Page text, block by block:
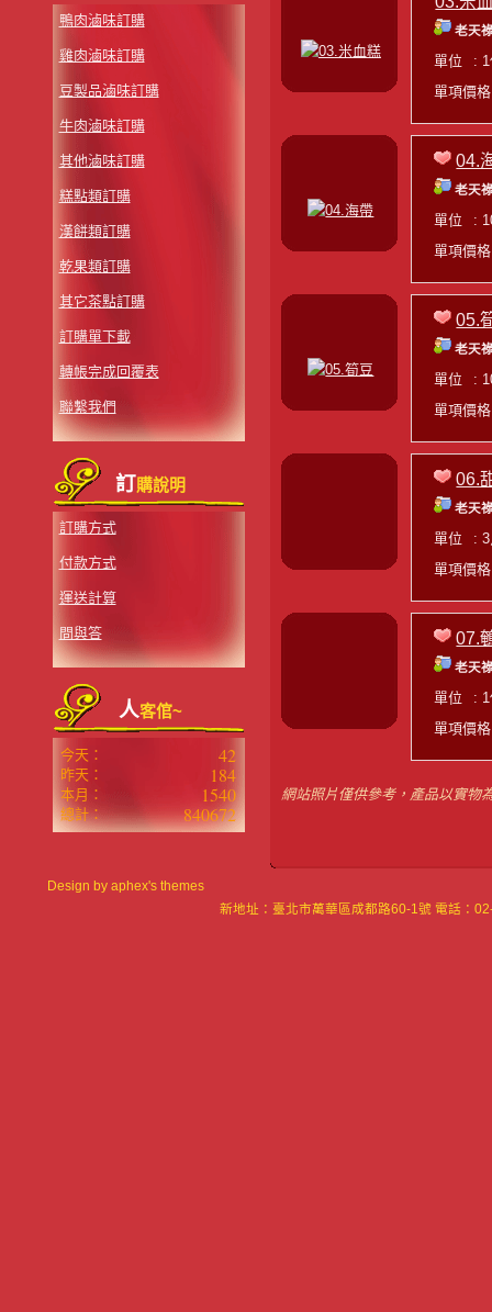
鴨肉滷味訂購
雞肉滷味訂購
豆製品滷味訂購
牛肉滷味訂購
其他滷味訂購
糕點類訂購
漢餅類訂購
乾果類訂購
其它茶點訂購
訂購單下載
轉帳完成回覆表
聯繫我們
訂購說明
訂購方式
付款方式
運送計算
問與答
人客倌~
今天： 42
昨天： 184
本月： 1540
總計： 840672
老天
單位
:
單項價
04.
老天
單位
:
單項價
05.
老天
單位
:
單項價
06.
老天
單位
:
單項價
07.
老天
單位
:
單項價
網站照片僅供參考，產品以實物
Design by aphex's themes
新地址：臺北市萬華區成都路60-1號 電話：